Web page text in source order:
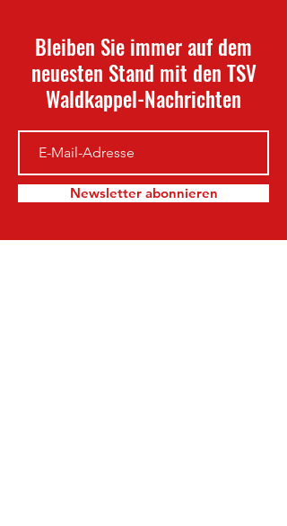
Bleiben Sie immer auf dem
neuesten Stand mit den TSV
Waldkappel-Nachrichten
Newsletter abonnieren